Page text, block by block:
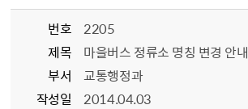
번호
2205
제목
마을버스 정류소 명칭 변경 안내
부서
교통행정과
작성일
2014.04.03